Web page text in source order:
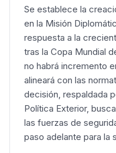
Se establece la
en la Misión
respuesta a la
tras la Copa Mundial
no habrá incremento
alineará con las
decisión, respaldada
Política Exterior,
las fuerzas de
paso adelante para la